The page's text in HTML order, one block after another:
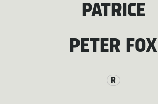
PATRICE
PETER FOX
R